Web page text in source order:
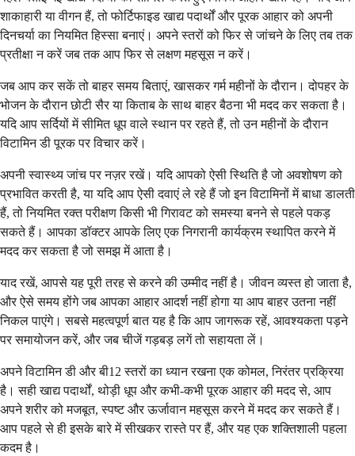
शाकाहारी या वीगन हैं, तो फोर्टिफाइड खाद्य पदार्थों और पूरक आहार को अपनी
दिनचर्या का नियमित हिस्सा बनाएं। अपने स्तरों को फिर से जांचने के लिए तब तक
प्रतीक्षा न करें जब तक आप फिर से लक्षण महसूस न करें।
जब आप कर सकें तो बाहर समय बिताएं, खासकर गर्म महीनों के दौरान। दोपहर के
भोजन के दौरान छोटी सैर या किताब के साथ बाहर बैठना भी मदद कर सकता है।
यदि आप सर्दियों में सीमित धूप वाले स्थान पर रहते हैं, तो उन महीनों के दौरान
विटामिन डी पूरक पर विचार करें।
अपनी स्वास्थ्य जांच पर नज़र रखें। यदि आपको ऐसी स्थिति है जो अवशोषण को
प्रभावित करती है, या यदि आप ऐसी दवाएं ले रहे हैं जो इन विटामिनों में बाधा डालती
हैं, तो नियमित रक्त परीक्षण किसी भी गिरावट को समस्या बनने से पहले पकड़
सकते हैं। आपका डॉक्टर आपके लिए एक निगरानी कार्यक्रम स्थापित करने में
मदद कर सकता है जो समझ में आता है।
याद रखें, आपसे यह पूरी तरह से करने की उम्मीद नहीं है। जीवन व्यस्त हो जाता है,
और ऐसे समय होंगे जब आपका आहार आदर्श नहीं होगा या आप बाहर उतना नहीं
निकल पाएंगे। सबसे महत्वपूर्ण बात यह है कि आप जागरूक रहें, आवश्यकता पड़ने
पर समायोजन करें, और जब चीजें गड़बड़ लगें तो सहायता लें।
अपने विटामिन डी और बी12 स्तरों का ध्यान रखना एक कोमल, निरंतर प्रक्रिया
है। सही खाद्य पदार्थों, थोड़ी धूप और कभी-कभी पूरक आहार की मदद से, आप
अपने शरीर को मजबूत, स्पष्ट और ऊर्जावान महसूस करने में मदद कर सकते हैं।
आप पहले से ही इसके बारे में सीखकर रास्ते पर हैं, और यह एक शक्तिशाली पहला
कदम है।